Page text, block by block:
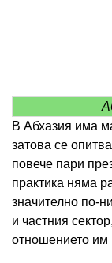
В Абхазия има
затова се
повече пари
практика няма
значително по-
и частния
отношението им